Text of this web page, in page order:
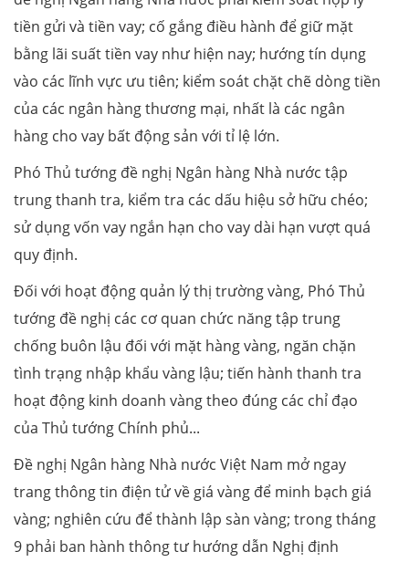
tiền gửi và tiền vay; cố gắng điều hành để giữ mặt
bằng lãi suất tiền vay như hiện nay; hướng tín dụng
vào các lĩnh vực ưu tiên; kiểm soát chặt chẽ dòng tiền
của các ngân hàng thương mại, nhất là các ngân
hàng cho vay bất động sản với tỉ lệ lớn.
Phó Thủ tướng đề nghị Ngân hàng Nhà nước tập
trung thanh tra, kiểm tra các dấu hiệu sở hữu chéo;
sử dụng vốn vay ngắn hạn cho vay dài hạn vượt quá
quy định.
Đối với hoạt động quản lý thị trường vàng, Phó Thủ
tướng đề nghị các cơ quan chức năng tập trung
chống buôn lậu đối với mặt hàng vàng, ngăn chặn
tình trạng nhập khẩu vàng lậu; tiến hành thanh tra
hoạt động kinh doanh vàng theo đúng các chỉ đạo
của Thủ tướng Chính phủ...
Đề nghị Ngân hàng Nhà nước Việt Nam mở ngay
trang thông tin điện tử về giá vàng để minh bạch giá
vàng; nghiên cứu để thành lập sàn vàng; trong tháng
9 phải ban hành thông tư hướng dẫn Nghị định